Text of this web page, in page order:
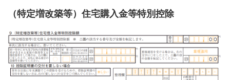
（特定増改築等）住宅購入金等特別控除